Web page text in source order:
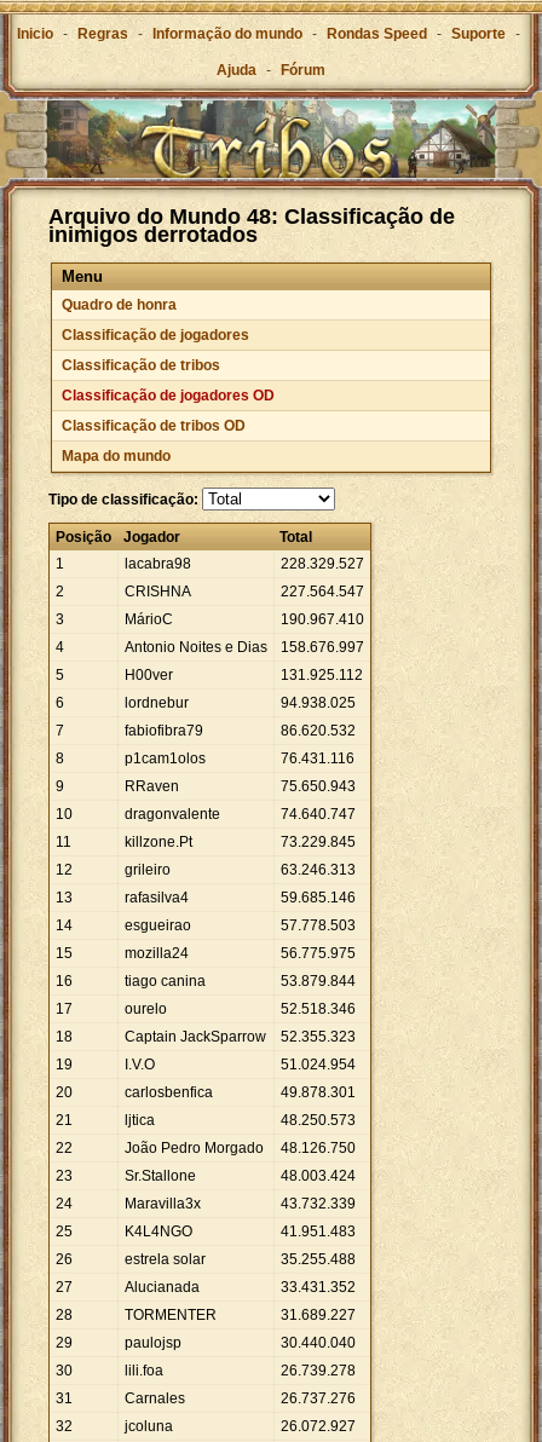
Inicio - Regras - Informação do mundo - Rondas Speed - Suporte -
Ajuda - Fórum
Arquivo do Mundo 48: Classificação de
inimigos derrotados
Menu
Quadro de honra
Classificação de jogadores
Classificação de tribos
Classificação de jogadores OD
Classificação de tribos OD
Mapa do mundo
Tipo de classificação:
Posição Jogador
Total
1
lacabra98 228.329.527
2
CRISHNA 227.564.547
3
MárioC 190.967.410
4
Antonio Noites e Dias 158.676.997
5
H00ver 131.925.112
6
lordnebur 94.938.025
7
fabiofibra79 86.620.532
8
p1cam1olos 76.431.116
9
RRaven 75.650.943
10
dragonvalente 74.640.747
11
killzone.Pt 73.229.845
12
grileiro 63.246.313
13
rafasilva4 59.685.146
14
esgueirao 57.778.503
15
mozilla24 56.775.975
16
tiago canina 53.879.844
17
ourelo 52.518.346
18
Captain JackSparrow 52.355.323
19
I.V.O 51.024.954
20
carlosbenfica 49.878.301
21
ljtica 48.250.573
22
João Pedro Morgado 48.126.750
23
Sr.Stallone 48.003.424
24
Maravilla3x 43.732.339
25
K4L4NGO 41.951.483
26
estrela solar 35.255.488
27
Alucianada 33.431.352
28
TORMENTER 31.689.227
29
paulojsp 30.440.040
30
lili.foa 26.739.278
31
Carnales 26.737.276
32
jcoluna 26.072.927